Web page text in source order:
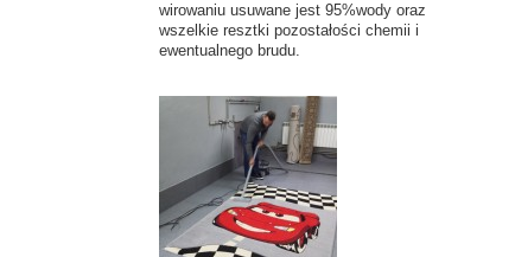
wirowaniu usuwane jest 95%wody oraz
wszelkie resztki pozostałości chemii i
ewentualnego brudu.